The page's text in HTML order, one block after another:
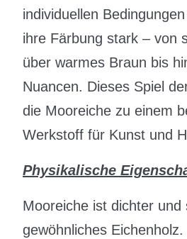
individuellen
ihre Färbung stark – von
über warmes Braun bis
Nuancen. Dieses Spiel
die Mooreiche zu einem
Werkstoff für Kunst und
Physikalische
Mooreiche ist dichter und
gewöhnliches